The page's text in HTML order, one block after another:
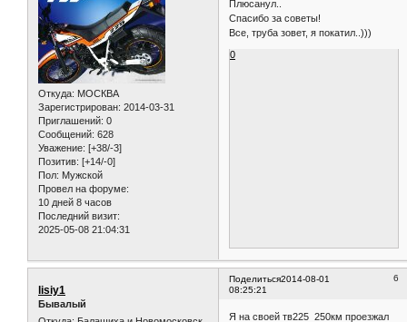
Откуда: МОСКВА
Зарегистрирован: 2014-03-31
Приглашений: 0
Сообщений: 628
Уважение: [+38/-3]
Позитив: [+14/-0]
Пол: Мужской
Провел на форуме:
10 дней 8 часов
Последний визит:
2025-05-08 21:04:31
Плюсанул..
Спасибо за советы!
Все, труба зовет, я покатил..)))
0
Поделиться 6
2014-08-01
08:25:21
lisiy1
Бывалый
Я на своей тв225 250км проезжал